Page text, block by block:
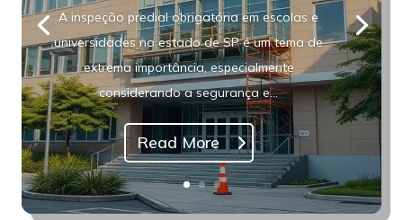
A inspeção predial obrigatória em escolas e
universidades no estado de SP é um tema de
extrema importância, especialmente
considerando a segurança e...
Read More